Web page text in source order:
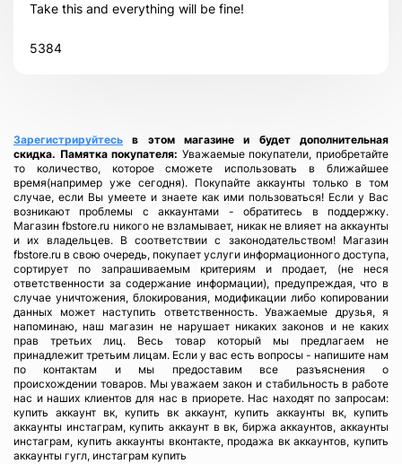
Take this and everything will be fine!
5384
Зарегистрируйтесь
в этом магазине и будет дополнительная
скидка. Памятка покупателя: Уважаемые покупатели, приобретайте
то количество, которое сможете использовать в ближайшее
время(например уже сегодня). Покупайте аккаунты только в том
случае, если Вы умеете и знаете как ими пользоваться! Если у Вас
возникают проблемы с аккаунтами - обратитесь в поддержку.
Магазин fbstore.ru никого не взламывает, никак не влияет на аккаунты
и их владельцев. В соответствии с законодательством! Магазин
fbstore.ru в свою очередь, покупает услуги информационного доступа,
сортирует по запрашиваемым критериям и продает, (не неся
ответственности за содержание информации), предупреждая, что в
случае уничтожения, блокирования, модификации либо копировании
данных может наступить ответственность. Уважаемые друзья, я
напоминаю, наш магазин не нарушает никаких законов и не каких
прав третьих лиц. Весь товар который мы предлагаем не
принадлежит третьим лицам. Если у вас есть вопросы - напишите нам
по контактам и мы предоставим все разъяснения о
происхождении товаров. Мы уважаем закон и стабильность в работе
нас и наших клиентов для нас в приорете. Нас находят по запросам:
купить аккаунт вк, купить вк аккаунт, купить аккаунты вк, купить
аккаунты инстаграм, купить аккаунт в вк, биржа аккаунтов, аккаунты
инстаграм, купить аккаунты вконтакте, продажа вк аккаунтов, купить
аккаунты гугл, инстаграм купить